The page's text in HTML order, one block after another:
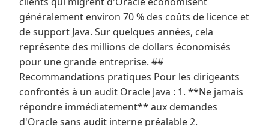
généralement environ 70 % des coûts de licence et
de support Java. Sur quelques années, cela
représente des millions de dollars économisés
pour une grande entreprise. ##
Recommandations pratiques Pour les dirigeants
confrontés à un audit Oracle Java : 1. **Ne jamais
répondre immédiatement** aux demandes
d'Oracle sans audit interne préalable 2.